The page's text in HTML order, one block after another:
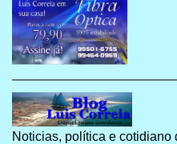
Noticias, política e cotidiano